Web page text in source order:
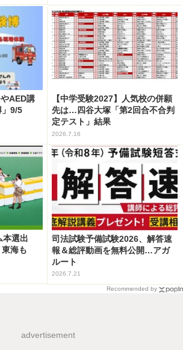
AED講
」9/5
【中学受験2027】人気校の併願
先は…四谷大塚「第2回合不合判
定テスト」結果
2026.7.16
本選出
海も
司法試験予備試験2026、解答速
報＆総評動画を無料公開…アガ
ルート
2026.7.21
Recommended by
advertisement